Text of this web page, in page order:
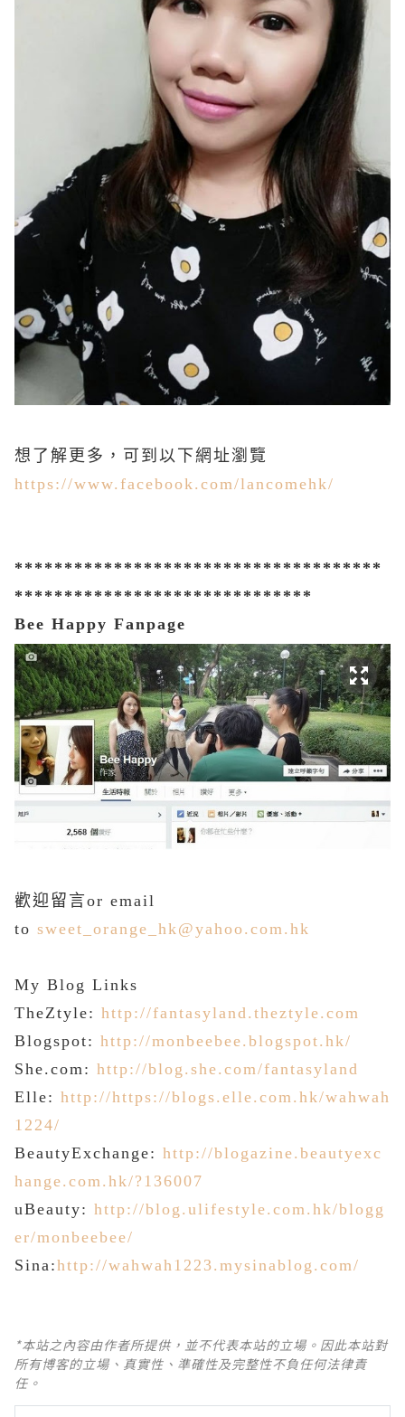
想了解更多，可到以下網址瀏覽
https://www.facebook.com/lancomehk/
*************************************
******************************
Bee Happy Fanpage
歡迎留言or email
to sweet_orange_hk@yahoo.com.hk
My Blog Links
TheZtyle: http://fantasyland.theztyle.com
Blogspot: http://monbeebee.blogspot.hk/
She.com: http://blog.she.com/fantasyland
Elle: http://https://blogs.elle.com.hk/wahwah
1224/
BeautyExchange: http://blogazine.beautyexc
hange.com.hk/?136007
uBeauty: http://blog.ulifestyle.com.hk/blogg
er/monbeebee/
Sina:http://wahwah1223.mysinablog.com/
*本站之內容由作者所提供，並不代表本站的立場。因此本站對
所有博客的立場、真實性、準確性及完整性不負任何法律責
任。